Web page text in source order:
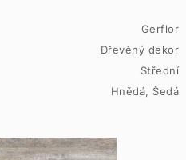
Gerflor
Dřevěný dekor
Střední
Hnědá, Šedá